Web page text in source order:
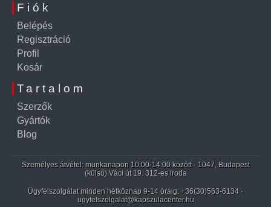
Fiók
Belépés
Regisztráció
Profil
Kosár
Tartalom
Szerzők
Gyártók
Blog
Személyes átvétel: munkanapon 10:00-14:00 között · 1047, Budapest
(külső) Váci út 19. 312-es iroda
Ügyfélszolgálat minden hétköznap 9-14 óráig: +36(30)563-6134 ·
ugyfelszolgalat@kapszulacenter.hu